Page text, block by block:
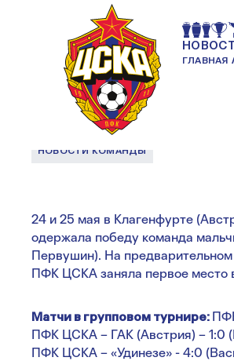
ГЛАВНАЯ
ЮНЫЕ
ТУРНИР В
НОВОСТИ КОМАНДЫ
24 и 25 мая в Клагенфурте
одержала победу команда
Первушин). На
ПФК ЦСКА заняла первое место
Матчи в групповом турнире:
ПФК ЦСКА – ГАК (Австрия) – 1:0
ПФК ЦСКА – «Удинезе» - 4:0